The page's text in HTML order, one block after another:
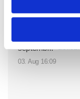
septembrī!
03. Aug 16:09